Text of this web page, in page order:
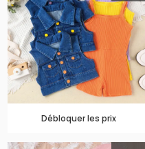
Débloquer les prix